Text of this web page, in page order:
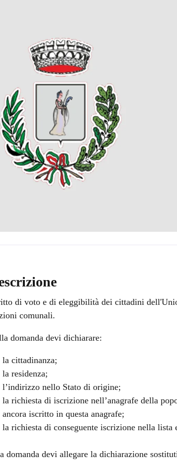
di voto e di eleggibilità dei cittadini
comunali.
domanda devi dichiarare:
la cittadinanza;
la residenza;
l’indirizzo nello Stato di origine;
la richiesta di iscrizione nell’anagrafe della
ancora iscritto in questa anagrafe;
la richiesta di conseguente iscrizione nella lista
domanda devi allegare la dichiarazione